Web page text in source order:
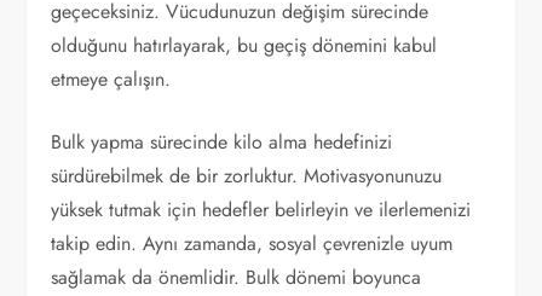
geçeceksiniz. Vücudunuzun değişim sürecinde
olduğunu hatırlayarak, bu geçiş dönemini kabul
etmeye çalışın.
Bulk yapma sürecinde kilo alma hedefinizi
sürdürebilmek de bir zorluktur. Motivasyonunuzu
yüksek tutmak için hedefler belirleyin ve ilerlemenizi
takip edin. Aynı zamanda, sosyal çevrenizle uyum
sağlamak da önemlidir. Bulk dönemi boyunca